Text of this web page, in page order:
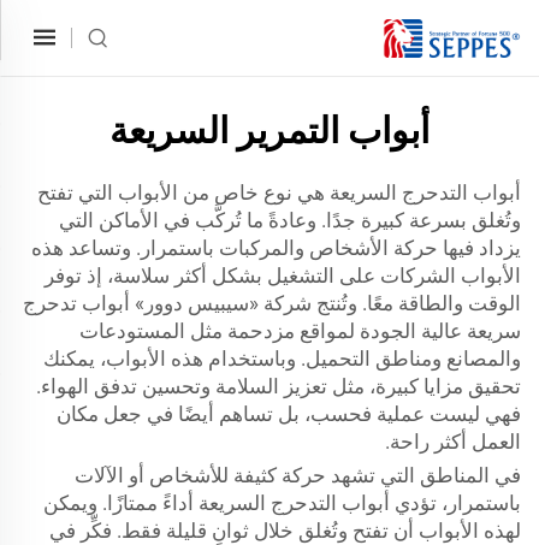
أبواب التمرير السريعة
أبواب التدحرج السريعة هي نوع خاص من الأبواب التي تفتح
وتُغلق بسرعة كبيرة جدًا. وعادةً ما تُركَّب في الأماكن التي
يزداد فيها حركة الأشخاص والمركبات باستمرار. وتساعد هذه
الأبواب الشركات على التشغيل بشكل أكثر سلاسة، إذ توفر
الوقت والطاقة معًا. وتُنتج شركة «سيبيس دوور» أبواب تدحرج
سريعة عالية الجودة لمواقع مزدحمة مثل المستودعات
والمصانع ومناطق التحميل. وباستخدام هذه الأبواب، يمكنك
تحقيق مزايا كبيرة، مثل تعزيز السلامة وتحسين تدفق الهواء.
فهي ليست عملية فحسب، بل تساهم أيضًا في جعل مكان
العمل أكثر راحة.
في المناطق التي تشهد حركة كثيفة للأشخاص أو الآلات
باستمرار، تؤدي أبواب التدحرج السريعة أداءً ممتازًا. ويمكن
لهذه الأبواب أن تفتح وتُغلق خلال ثوانٍ قليلة فقط. فكِّر في